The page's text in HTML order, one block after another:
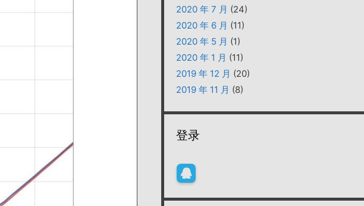
2020 年 7 月 (24)
2020 年 6 月 (11)
2020 年 5 月 (1)
2020 年 1 月 (11)
2019 年 12 月 (20)
2019 年 11 月 (8)
登录